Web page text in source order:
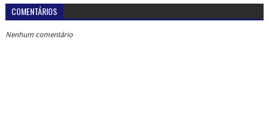
COMENTÁRIOS
Nenhum comentário